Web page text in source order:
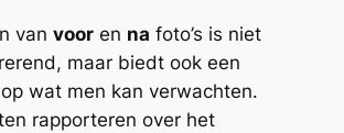
van vooren na foto’s is niet
maar biedt ook een
wat men kan verwachten.
rapporteren over het